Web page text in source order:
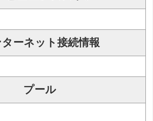
ーネット接続情報
プール